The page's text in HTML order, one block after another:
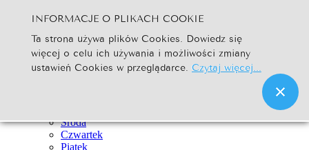
Szukaj... Go
Strona Główna
Newsy
Środa
Czwartek
Piątek
INFORMACJE O PLIKACH COOKIE
Ta strona używa plików Cookies. Dowiedz się
więcej o celu ich używania i możliwości zmiany
ustawień Cookies w przeglądarce. Czytaj więcej...